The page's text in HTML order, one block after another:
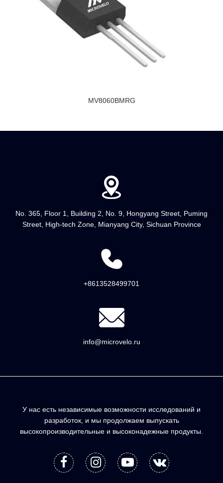
MV8060BMRG
No. 365, Floor 1, Building 2, No. 9, Hongyang Street, Puming
Street, High-tech Zone, Mianyang City, Sichuan Province
+8613528499701
info@microvelo.ru
У нас есть независимые возможности исследований и
разработок, и мы продолжаем выпускать
высокопроизводительные и высоконадежные продукты.